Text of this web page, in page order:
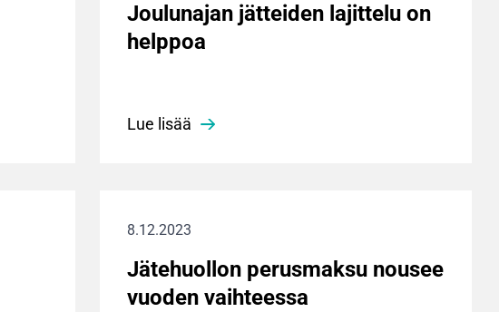
Joulunajan jätteiden lajittelu on
helppoa
Lue lisää
8.12.2023
Jätehuollon perusmaksu nousee
vuoden vaihteessa